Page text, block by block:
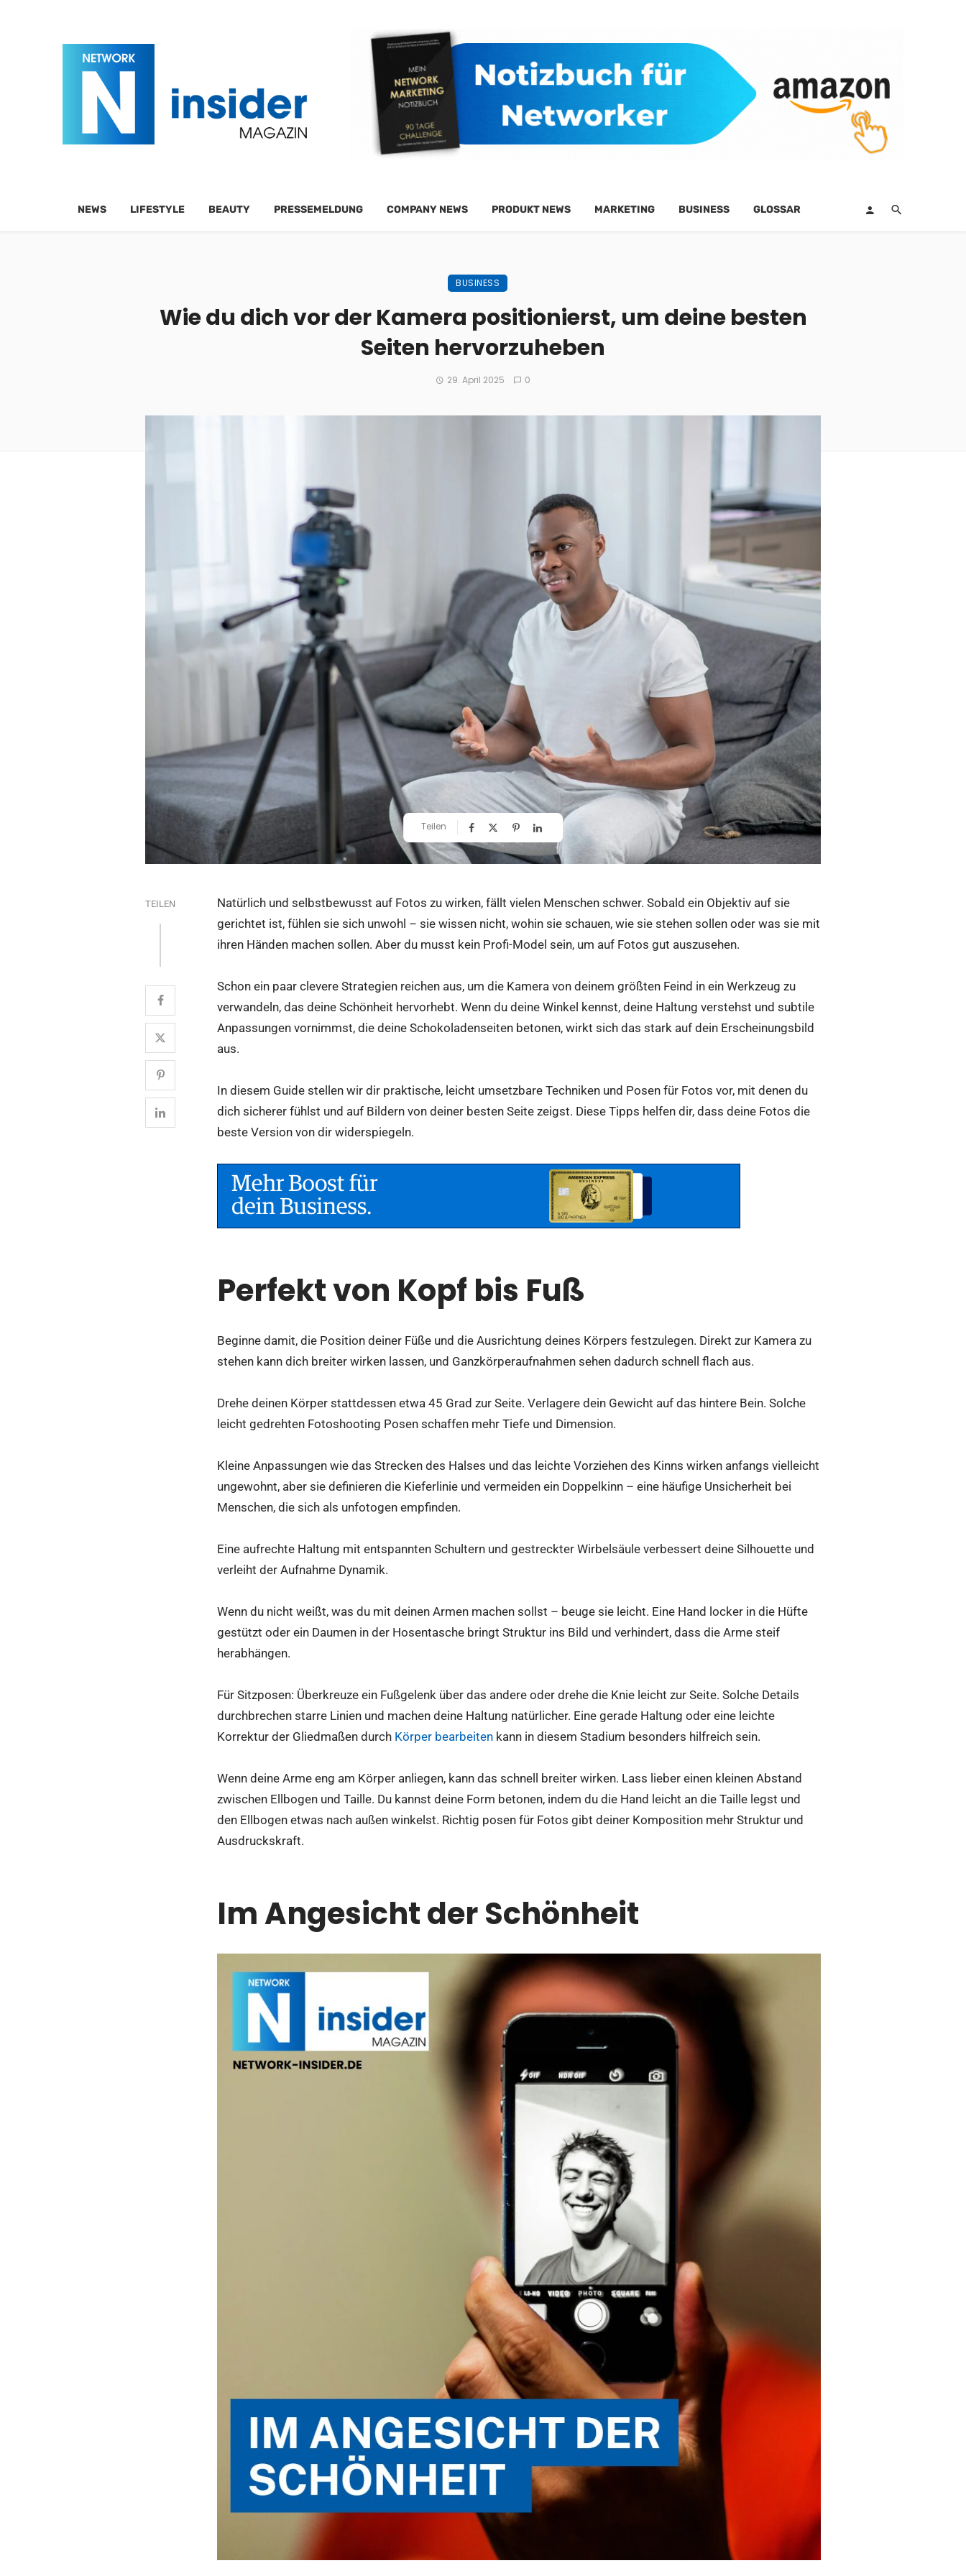
NEWS LIFESTYLE BEAUTY PRESSEMELDUNG COMPANY NEWS PRODUKT NEWS MARKETING BUSINESS GLOSSAR
BUSINESS
Wie du dich vor der Kamera positionierst, um deine besten
Seiten hervorzuheben
29. April 2025 0
Teilen
TEILEN
Natürlich und selbstbewusst auf Fotos zu wirken, fällt vielen Menschen schwer. Sobald ein Objektiv auf sie
gerichtet ist, fühlen sie sich unwohl – sie wissen nicht, wohin sie schauen, wie sie stehen sollen oder was sie mit
ihren Händen machen sollen. Aber du musst kein Profi-Model sein, um auf Fotos gut auszusehen.
Schon ein paar clevere Strategien reichen aus, um die Kamera von deinem größten Feind in ein Werkzeug zu
verwandeln, das deine Schönheit hervorhebt. Wenn du deine Winkel kennst, deine Haltung verstehst und subtile
Anpassungen vornimmst, die deine Schokoladenseiten betonen, wirkt sich das stark auf dein Erscheinungsbild
aus.
In diesem Guide stellen wir dir praktische, leicht umsetzbare Techniken und Posen für Fotos vor, mit denen du
dich sicherer fühlst und auf Bildern von deiner besten Seite zeigst. Diese Tipps helfen dir, dass deine Fotos die
beste Version von dir widerspiegeln.
Perfekt von Kopf bis Fuß
Beginne damit, die Position deiner Füße und die Ausrichtung deines Körpers festzulegen. Direkt zur Kamera zu
stehen kann dich breiter wirken lassen, und Ganzkörperaufnahmen sehen dadurch schnell flach aus.
Drehe deinen Körper stattdessen etwa 45 Grad zur Seite. Verlagere dein Gewicht auf das hintere Bein. Solche
leicht gedrehten Fotoshooting Posen schaffen mehr Tiefe und Dimension.
Kleine Anpassungen wie das Strecken des Halses und das leichte Vorziehen des Kinns wirken anfangs vielleicht
ungewohnt, aber sie definieren die Kieferlinie und vermeiden ein Doppelkinn – eine häufige Unsicherheit bei
Menschen, die sich als unfotogen empfinden.
Eine aufrechte Haltung mit entspannten Schultern und gestreckter Wirbelsäule verbessert deine Silhouette und
verleiht der Aufnahme Dynamik.
Wenn du nicht weißt, was du mit deinen Armen machen sollst – beuge sie leicht. Eine Hand locker in die Hüfte
gestützt oder ein Daumen in der Hosentasche bringt Struktur ins Bild und verhindert, dass die Arme steif
herabhängen.
Für Sitzposen: Überkreuze ein Fußgelenk über das andere oder drehe die Knie leicht zur Seite. Solche Details
durchbrechen starre Linien und machen deine Haltung natürlicher. Eine gerade Haltung oder eine leichte
Korrektur der Gliedmaßen durch Körper bearbeiten kann in diesem Stadium besonders hilfreich sein.
Wenn deine Arme eng am Körper anliegen, kann das schnell breiter wirken. Lass lieber einen kleinen Abstand
zwischen Ellbogen und Taille. Du kannst deine Form betonen, indem du die Hand leicht an die Taille legst und
den Ellbogen etwas nach außen winkelst. Richtig posen für Fotos gibt deiner Komposition mehr Struktur und
Ausdruckskraft.
Im Angesicht der Schönheit